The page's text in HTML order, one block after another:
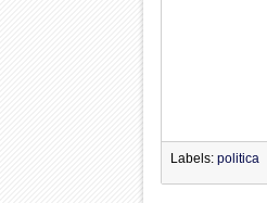
Labels: politica